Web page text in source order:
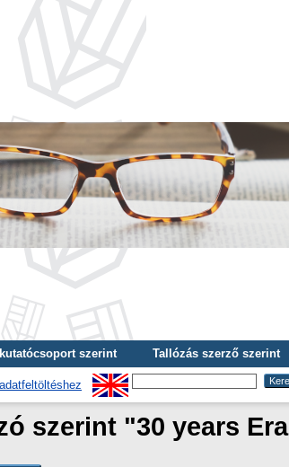
szerint Tallózás szerző szerint
szerint "30 years